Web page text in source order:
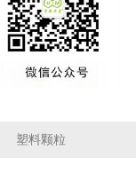
塑料颗粒